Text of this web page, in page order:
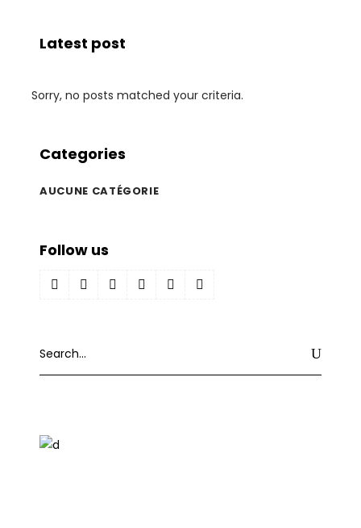
Latest post
Sorry, no posts matched your criteria.
Categories
AUCUNE CATÉGORIE
Follow us
for: